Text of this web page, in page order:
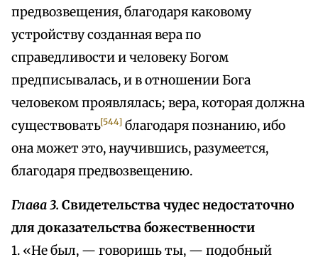
предвозвещения, благодаря каковому
устройству созданная вера по
справедливости и человеку Богом
предписывалась, и в отношении Бога
человеком проявлялась; вера, которая должна
существовать[544] благодаря познанию, ибо
она может это, научившись, разумеется,
благодаря предвозвещению.
Глава 3. Свидетельства чудес недостаточно
для доказательства божественности
1. «Не был, — говоришь ты, — подобный